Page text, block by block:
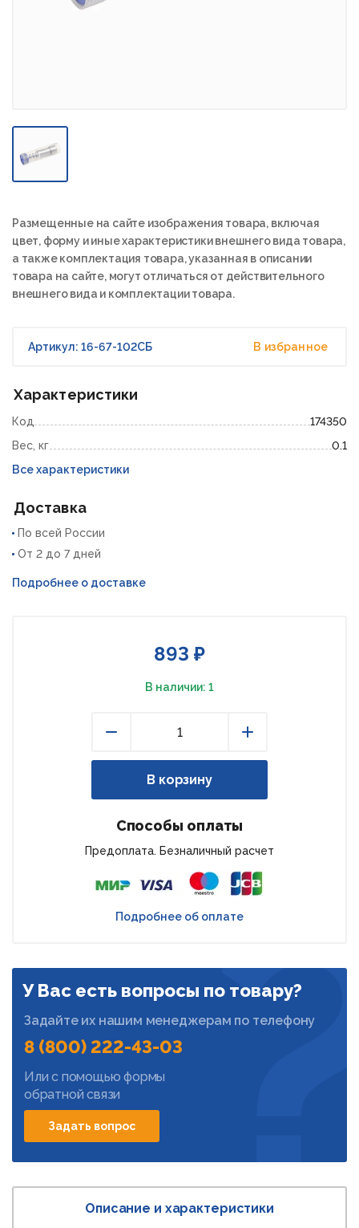
Размещенные на сайте изображения товара, включая
цвет, форму и иные характеристики внешнего вида товара,
а также комплектация товара, указанная в описании
товара на сайте, могут отличаться от действительного
внешнего вида и комплектации товара.
Артикул: 16-67-102СБ В избранное
Характеристики
Код
174350
Вес, кг
0.1
Все характеристики
Доставка
По всей России
От 2 до 7 дней
Подробнее о доставке
893 ₽
В наличии: 1
В корзину
Способы оплаты
Предоплата. Безналичный расчет
Подробнее об оплате
У Вас есть вопросы по товару?
Задайте их нашим менеджерам по телефону
8 (800) 222-43-03
Или с помощью формы
обратной связи
Задать вопрос
Описание и характеристики